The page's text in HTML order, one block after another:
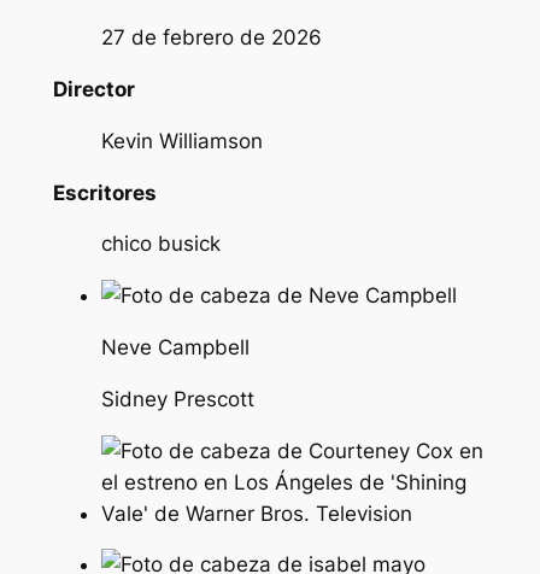
27 de febrero de 2026
Director
Kevin Williamson
Escritores
chico busick
Neve Campbell
Sidney Prescott